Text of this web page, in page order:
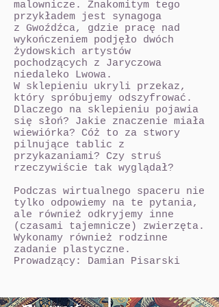
malownicze. Znakomitym tego
przykładem jest synagoga
z Gwoźdźca, gdzie pracę nad
wykończeniem podjęło dwóch
żydowskich artystów
pochodzących z Jaryczowa
niedaleko Lwowa.
W sklepieniu ukryli przekaz,
który spróbujemy odszyfrować.
Dlaczego na sklepieniu pojawia
się słoń? Jakie znaczenie miała
wiewiórka? Cóż to za stwory
pilnujące tablic z
przykazaniami? Czy struś
rzeczywiście tak wyglądał?
Podczas wirtualnego spaceru nie
tylko odpowiemy na te pytania,
ale również odkryjemy inne
(czasami tajemnicze) zwierzęta.
Wykonamy również rodzinne
zadanie plastyczne.
Prowadzący: Damian Pisarski